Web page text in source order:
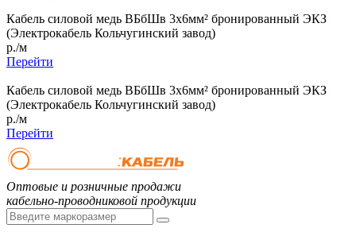
Кабель силовой медь ВБбШв 3x6мм² бронированный ЭКЗ
(Электрокабель Кольчугинский завод)
р./м
Перейти
Кабель силовой медь ВБбШв 3x6мм² бронированный ЭКЗ
(Электрокабель Кольчугинский завод)
р./м
Перейти
Оптовые и розничные продажи
кабельно-проводниковой продукции